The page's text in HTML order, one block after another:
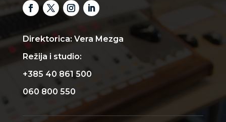
Direktorica: Vera Mezga
Režija i studio:
+385 40 861 500
060 800 550